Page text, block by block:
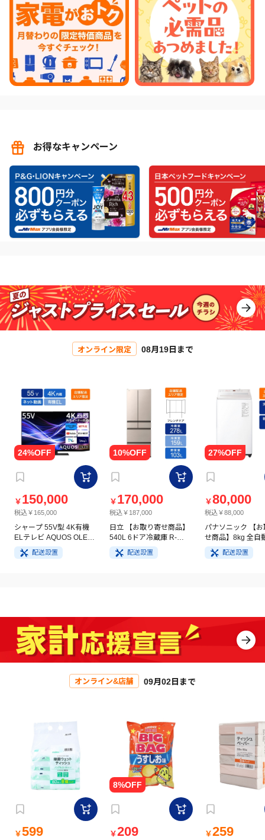
お得なキャンペーン
オンライン限定 08月19日まで
￥ 150,000
税込￥165,000
シャープ 55V型 4K有機
ELテレビ AQUOS OLED
4T-C55GQ3
配送設置
￥ 170,000
税込￥187,000
日立 【お取り寄せ商品】
540L 6ドア冷蔵庫 R-
HW54V(N) ライトゴール
ド
配送設置
￥80,000
税込￥88,000
パナソニック 【お
せ商品】8kg 全自
洗濯機 NA-
イト
配送設置
オンライン&店舗 09月02日まで
￥599 ￥209 ￥259